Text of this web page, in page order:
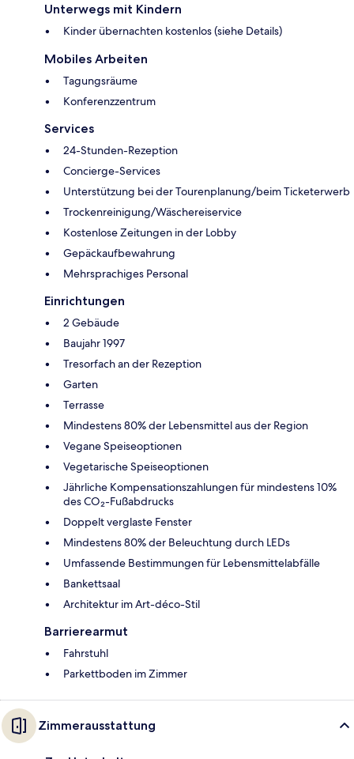
Unterwegs mit Kindern
Kinder übernachten kostenlos (siehe Details)
Mobiles Arbeiten
Tagungsräume
Konferenzzentrum
Services
24-Stunden-Rezeption
Concierge-Services
Unterstützung bei der Tourenplanung/beim Ticketerwerb
Trockenreinigung/Wäschereiservice
Kostenlose Zeitungen in der Lobby
Gepäckaufbewahrung
Mehrsprachiges Personal
Einrichtungen
2 Gebäude
Baujahr 1997
Tresorfach an der Rezeption
Garten
Terrasse
Mindestens 80% der Lebensmittel aus der Region
Vegane Speiseoptionen
Vegetarische Speiseoptionen
Jährliche Kompensationszahlungen für mindestens 10%
des CO₂-Fußabdrucks
Doppelt verglaste Fenster
Mindestens 80% der Beleuchtung durch LEDs
Umfassende Bestimmungen für Lebensmittelabfälle
Bankettsaal
Architektur im Art-déco-Stil
Barrierearmut
Fahrstuhl
Parkettboden im Zimmer
Zimmerausstattung